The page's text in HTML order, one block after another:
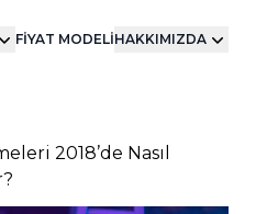
FİYAT MODELİHAKKIMIZDA
2018’de Nasıl